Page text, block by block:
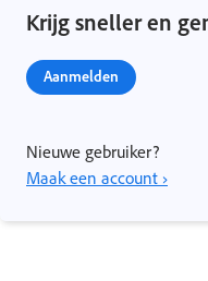
Krijg sneller en
Aanmelden
Nieuwe gebruiker?
Maak een account ›